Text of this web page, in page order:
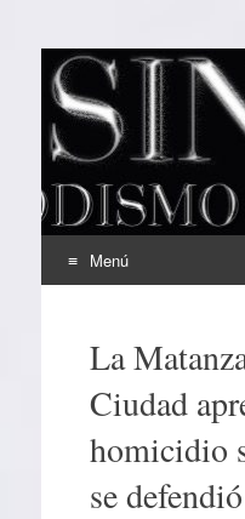
EL
Periodismo Inteligente
Menú
contenido
La
Ciudad
homicidio
se